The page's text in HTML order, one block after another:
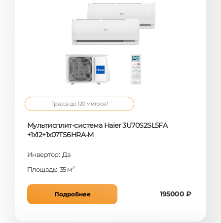
Трасса до 120 метров!
Мультисплит-система Haier 3U70S2SL5FA
+1x12+1x07TS6HRA-M
Инвертор: Да
Площадь: 35 м2
Подробнее 195000 ₽